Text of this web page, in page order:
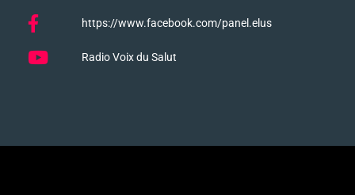
https://www.facebook.com/panel.elus
Radio Voix du Salut